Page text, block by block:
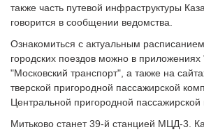
также часть путевой инфраструктуры
говорится в сообщении ведомства.
Ознакомиться с актуальным
городских поездов можно в
"Московский транспорт", а также на
тверской пригородной пассажирской
Центральной пригородной
Митьково станет 39-й станцией МЦД-3.